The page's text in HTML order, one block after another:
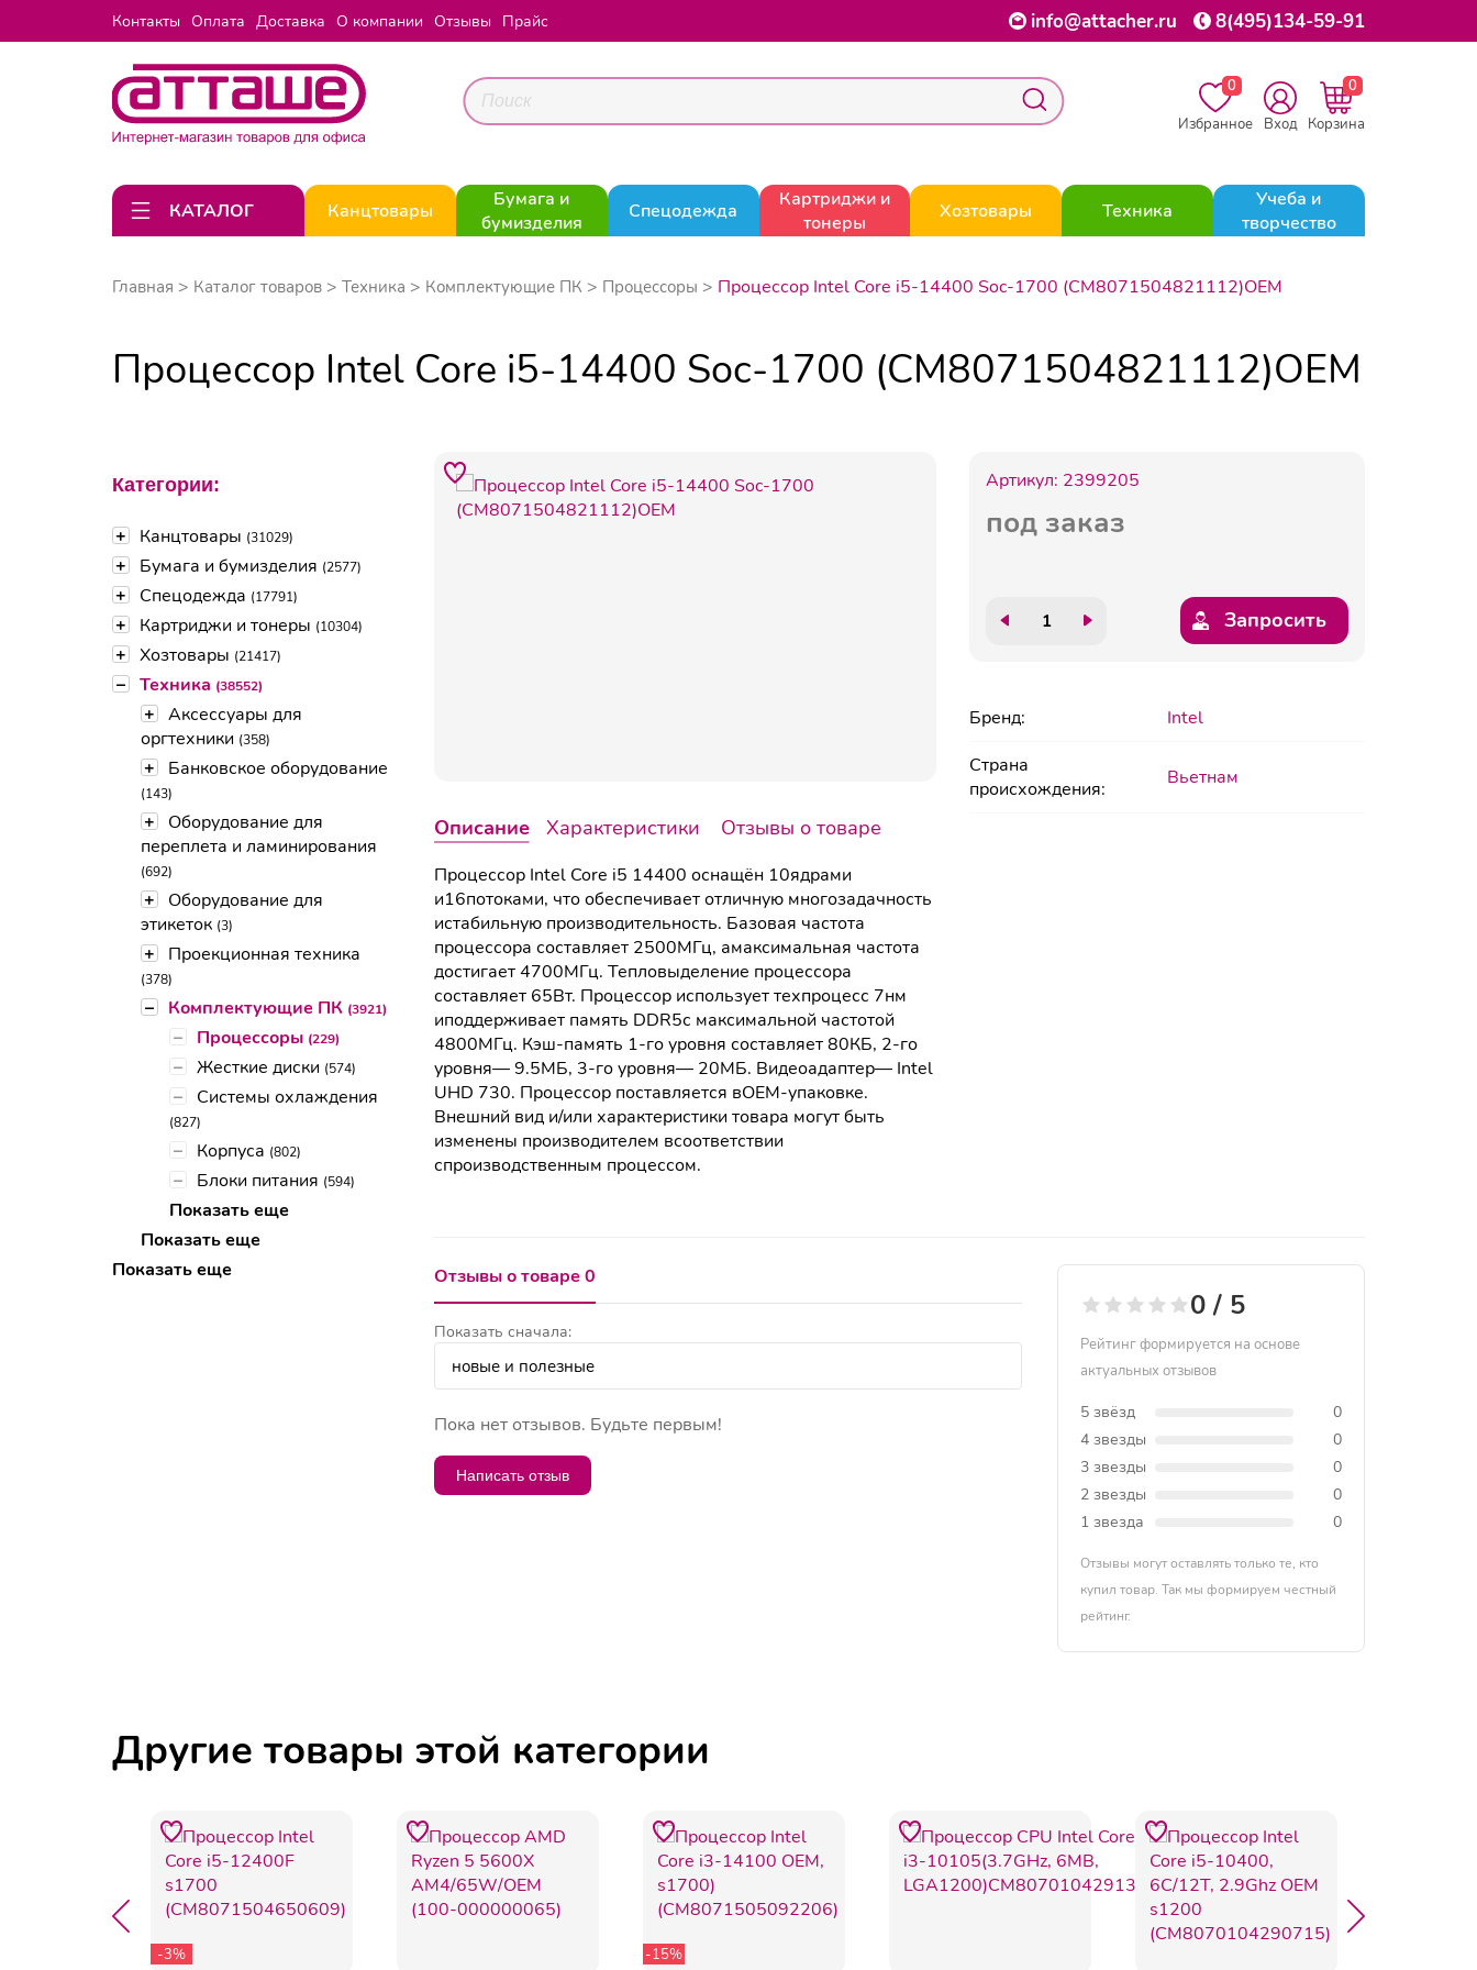
Контакты Оплата Доставка О компании Отзывы Прайс info@attacher.ru 8(495)134-59-91
0
Избранное
Вход
0
Корзина
КАТАЛОГ Канцтовары
Бумага и
бумизделия
Спецодежда
Картриджи и
тонеры
Хозтовары Техника
Учеба и
творчество
Главная Каталог товаров Техника Комплектующие ПК Процессоры Процессор Intel Core i5-14400 Soc-1700 (CM8071504821112)OEM
Категории:
+ Канцтовары (31029)
+ Бумага и бумизделия (2577)
+ Спецодежда (17791)
+ Картриджи и тонеры (10304)
+ Хозтовары (21417)
– Техника (38552)
+ Аксессуары для
оргтехники (358)
+ Банковское оборудование
(143)
+
Оборудование для
переплета и ламинирования
(692)
+
Оборудование для
этикеток (3)
+ Проекционная техника
(378)
– Комплектующие ПК (3921)
– Процессоры (229)
– Жесткие диски (574)
– Системы охлаждения
(827)
– Корпуса (802)
– Блоки питания (594)
Показать еще
Показать еще
Показать еще
Процессор Intel Core i5-14400 Soc-1700 (CM8071504821112)OEM
Артикул: 2399205
под заказ
Запросить
Бренд:
Intel
Страна
происхождения:
Вьетнам
Описание Характеристики Отзывы о товаре
Процессор Intel Core i5 14400 оснащён 10ядрами
и16потоками, что обеспечивает отличную многозадачность
истабильную производительность. Базовая частота
процессора составляет 2500МГц, амаксимальная частота
достигает 4700МГц. Тепловыделение процессора
составляет 65Вт. Процессор использует техпроцесс 7нм
иподдерживает память DDR5с максимальной частотой
4800МГц. Кэш-память 1-го уровня составляет 80КБ, 2-го
уровня— 9.5МБ, 3-го уровня— 20МБ. Видеоадаптер— Intel
UHD 730. Процессор поставляется вOEM-упаковке.
Внешний вид и/или характеристики товара могут быть
изменены производителем всоответствии
спроизводственным процессом.
Отзывы о товаре 0
Показать сначала:
Пока нет отзывов. Будьте первым!
Написать отзыв
0 / 5
Рейтинг формируется на основе
актуальных отзывов
5 звёзд
0
4 звезды
0
3 звезды
0
2 звезды
0
1 звезда
0
Отзывы могут оставлять только те, кто
купил товар. Так мы формируем честный
рейтинг.
Другие товары этой категории
-3% -15%